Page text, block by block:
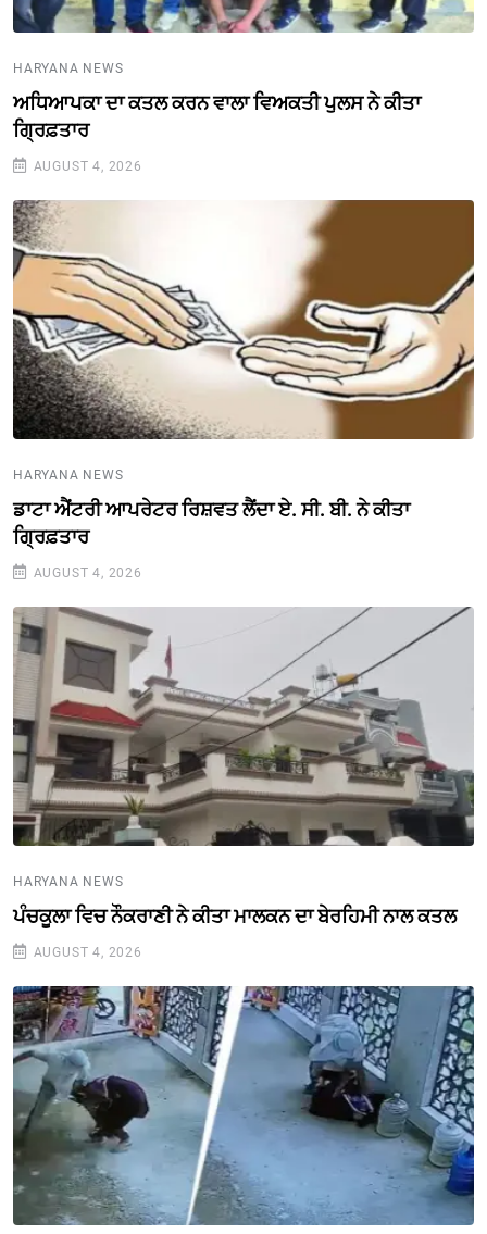
HARYANA NEWS
ਅਧਿਆਪਕਾ ਦਾ ਕਤਲ ਕਰਨ ਵਾਲਾ ਵਿਅਕਤੀ ਪੁਲਸ ਨੇ ਕੀਤਾ
ਗ੍ਰਿਫ਼ਤਾਰ
AUGUST 4, 2026
HARYANA NEWS
ਡਾਟਾ ਐਂਟਰੀ ਆਪਰੇਟਰ ਰਿਸ਼ਵਤ ਲੈਂਦਾ ਏ. ਸੀ. ਬੀ. ਨੇ ਕੀਤਾ
ਗ੍ਰਿਫ਼ਤਾਰ
AUGUST 4, 2026
HARYANA NEWS
ਪੰਚਕੂਲਾ ਵਿਚ ਨੌਕਰਾਣੀ ਨੇ ਕੀਤਾ ਮਾਲਕਨ ਦਾ ਬੇਰਹਿਮੀ ਨਾਲ ਕਤਲ
AUGUST 4, 2026